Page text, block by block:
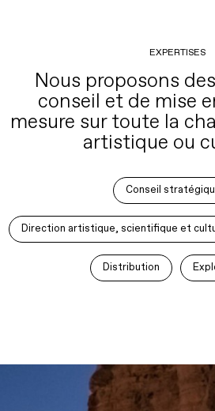
EXPERTISES
Nous proposons
conseil et de mise
mesure sur toute la
artistique ou
Conseil
Direction artistique, scientifique et
Distribution